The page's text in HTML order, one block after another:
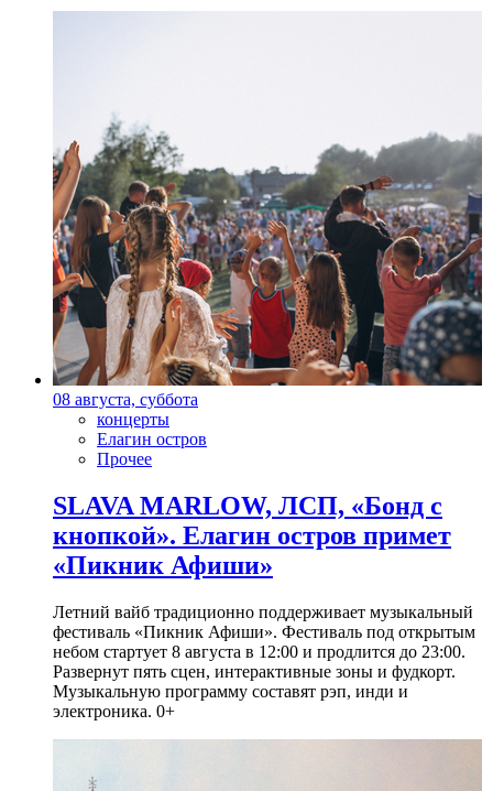
08 августа, суббота
концерты
Елагин остров
Прочее
SLAVA MARLOW, ЛСП, «Бонд с
кнопкой». Елагин остров примет
«Пикник Афиши»
Летний вайб традиционно поддерживает музыкальный
фестиваль «Пикник Афиши». Фестиваль под открытым
небом стартует 8 августа в 12:00 и продлится до 23:00.
Развернут пять сцен, интерактивные зоны и фудкорт.
Музыкальную программу составят рэп, инди и
электроника. 0+